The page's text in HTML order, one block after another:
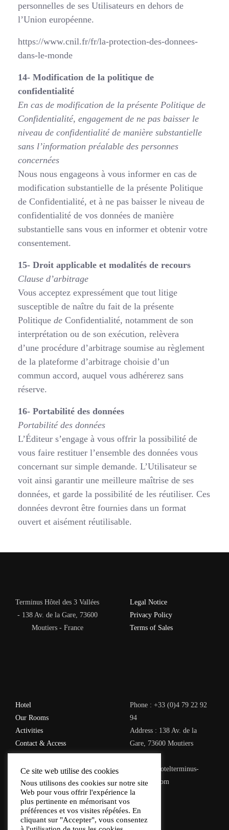
personnelles de ses Utilisateurs en dehors de
l’Union européenne.
https://www.cnil.fr/fr/la-protection-des-donnees-
dans-le-monde
14- Modification de la politique de
confidentialité
En cas de modification de la présente Politique de
Confidentialité, engagement de ne pas baisser le
niveau de confidentialité de manière substantielle
sans l’information préalable des personnes
concernées
Nous nous engageons à vous informer en cas de
modification substantielle de la présente Politique
de Confidentialité, et à ne pas baisser le niveau de
confidentialité de vos données de manière
substantielle sans vous en informer et obtenir votre
consentement.
15- Droit applicable et modalités de recours
Clause d’arbitrage
Vous acceptez expressément que tout litige
susceptible de naître du fait de la présente
Politique de Confidentialité, notamment de son
interprétation ou de son exécution, relèvera
d’une procédure d’arbitrage soumise au règlement
de la plateforme d’arbitrage choisie d’un
commun accord, auquel vous adhérerez sans
réserve.
16- Portabilité des données
Portabilité des données
L’Éditeur s’engage à vous offrir la possibilité de
vous faire restituer l’ensemble des données vous
concernant sur simple demande. L’Utilisateur se
voit ainsi garantir une meilleure maîtrise de ses
données, et garde la possibilité de les réutiliser. Ces
données devront être fournies dans un format
ouvert et aisément réutilisable.
Terminus Hôtel des 3 Vallées
- 138 Av. de la Gare, 73600
Moutiers - France
Legal Notice
Privacy Policy
Terms of Sales
Hotel
Our Rooms
Activities
Contact & Access
Phone : +33 (0)4 79 22 92
94
Address : 138 Av. de la
Gare, 73600 Moutiers
contact@hotelterminus-
moutiers.com
Ce site web utilise des cookies
Nous utilisons des cookies sur notre site
Web pour vous offrir l'expérience la
plus pertinente en mémorisant vos
préférences et vos visites répétées. En
cliquant sur "Accepter", vous consentez